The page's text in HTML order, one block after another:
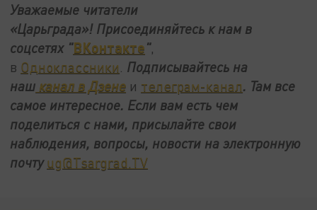
Уважаемые читатели
«Царьграда»! Присоединяйтесь к нам в
соцсетях "ВКонтакте",
в Одноклассники Подписывайтесь на
наш канал в Дзене и телеграм-канал. Там все
самое интересное. Если вам есть чем
поделиться с нами, присылайте свои
наблюдения, вопросы, новости на электронную
почтуug@Tsargrad.TV